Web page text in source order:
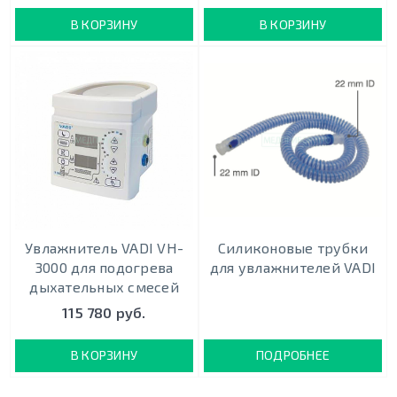
В КОРЗИНУ В КОРЗИНУ
Увлажнитель VADI VH-
3000 для подогрева
дыхательных смесей
115 780 руб.
В КОРЗИНУ
Силиконовые трубки
для увлажнителей VADI
ПОДРОБНЕЕ